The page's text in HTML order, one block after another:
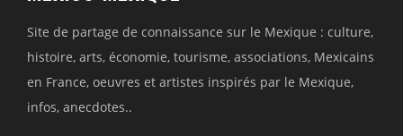
Site de partage de connaissance sur le Mexique : culture,
histoire, arts, économie, tourisme, associations, Mexicains
en France, oeuvres et artistes inspirés par le Mexique,
infos, anecdotes..